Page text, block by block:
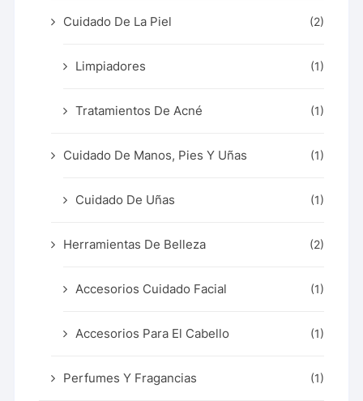
Cuidado De La Piel (2)
Limpiadores (1)
Tratamientos De Acné (1)
Cuidado De Manos, Pies Y Uñas (1)
Cuidado De Uñas (1)
Herramientas De Belleza (2)
Accesorios Cuidado Facial (1)
Accesorios Para El Cabello (1)
Perfumes Y Fragancias (1)